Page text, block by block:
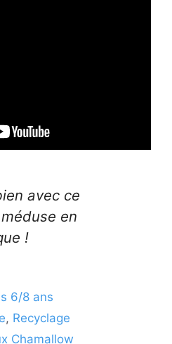
avec ce
en
!
6/8 ans
, Recyclage
Chamallow